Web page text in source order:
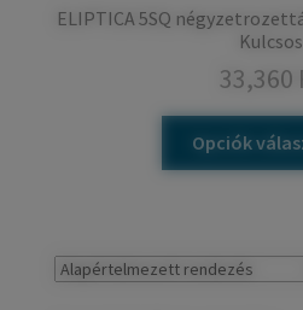
ELIPTICA 5SQ
Kulcsos
33,360
Opciók